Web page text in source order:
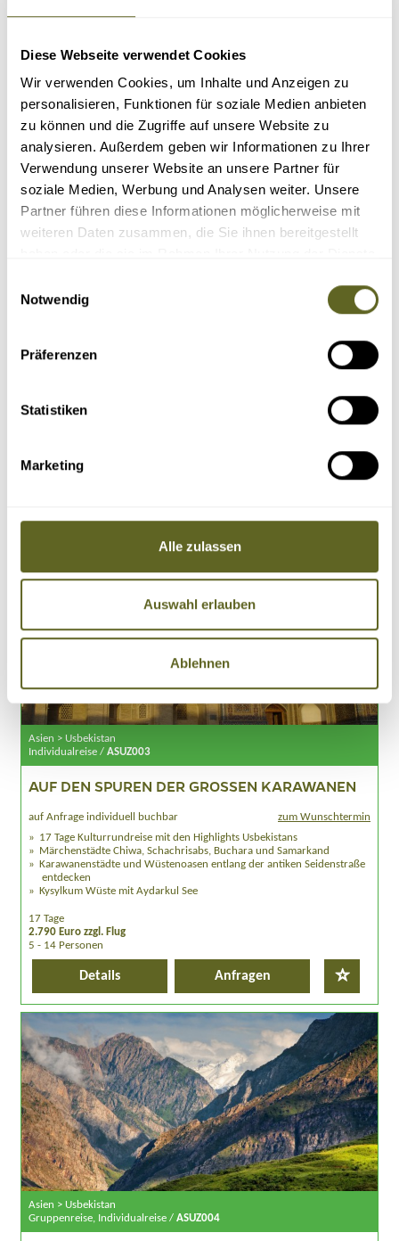
Diese Webseite verwendet Cookies
Wir verwenden Cookies, um Inhalte und Anzeigen zu
personalisieren, Funktionen für soziale Medien anbieten
zu können und die Zugriffe auf unsere Website zu
analysieren. Außerdem geben wir Informationen zu Ihrer
Verwendung unserer Website an unsere Partner für
soziale Medien, Werbung und Analysen weiter. Unsere
Partner führen diese Informationen möglicherweise mit
weiteren Daten zusammen, die Sie ihnen bereitgestellt
Notwendig
Präferenzen
Statistiken
Marketing
Alle zulassen
Auswahl erlauben
Ablehnen
Details Anfragen
Individualreise /
auf Anfrage individuell buchbar
zum Wunschtermin
Zauberhafter Aydarkul See
2.390 Euro zzgl. Flug
Asien > Usbekistan
Individualreise / ASUZ003
AUF DEN SPUREN DER GROSSEN KARAWANEN
auf Anfrage individuell buchbar
zum Wunschtermin
17 Tage Kulturrundreise mit den Highlights Usbekistans
Märchenstädte Chiwa, Schachrisabs, Buchara und Samarkand
Karawanenstädte und Wüstenoasen entlang der antiken Seidenstraße
entdecken
Kysylkum Wüste mit Aydarkul See
17 Tage
2.790 Euro zzgl. Flug
5 - 14 Personen
Details Anfragen
Asien > Usbekistan
Gruppenreise, Individualreise / ASUZ004